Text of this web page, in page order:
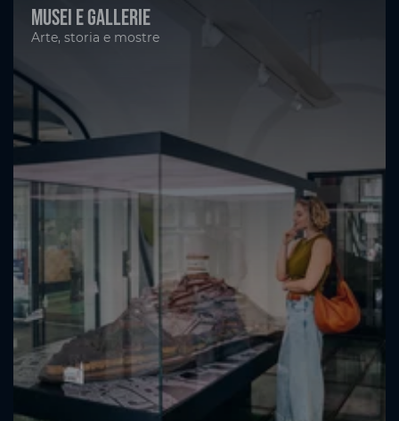
Musei e gallerie
Arte, storia e mostre